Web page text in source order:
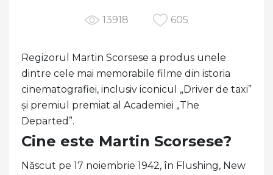
13918 605
Regizorul Martin Scorsese a produs unele
dintre cele mai memorabile filme din istoria
cinematografiei, inclusiv iconicul „Driver de taxi”
și premiul premiat al Academiei „The
Departed”.
Cine este Martin Scorsese?
Născut pe 17 noiembrie 1942, în Flushing, New